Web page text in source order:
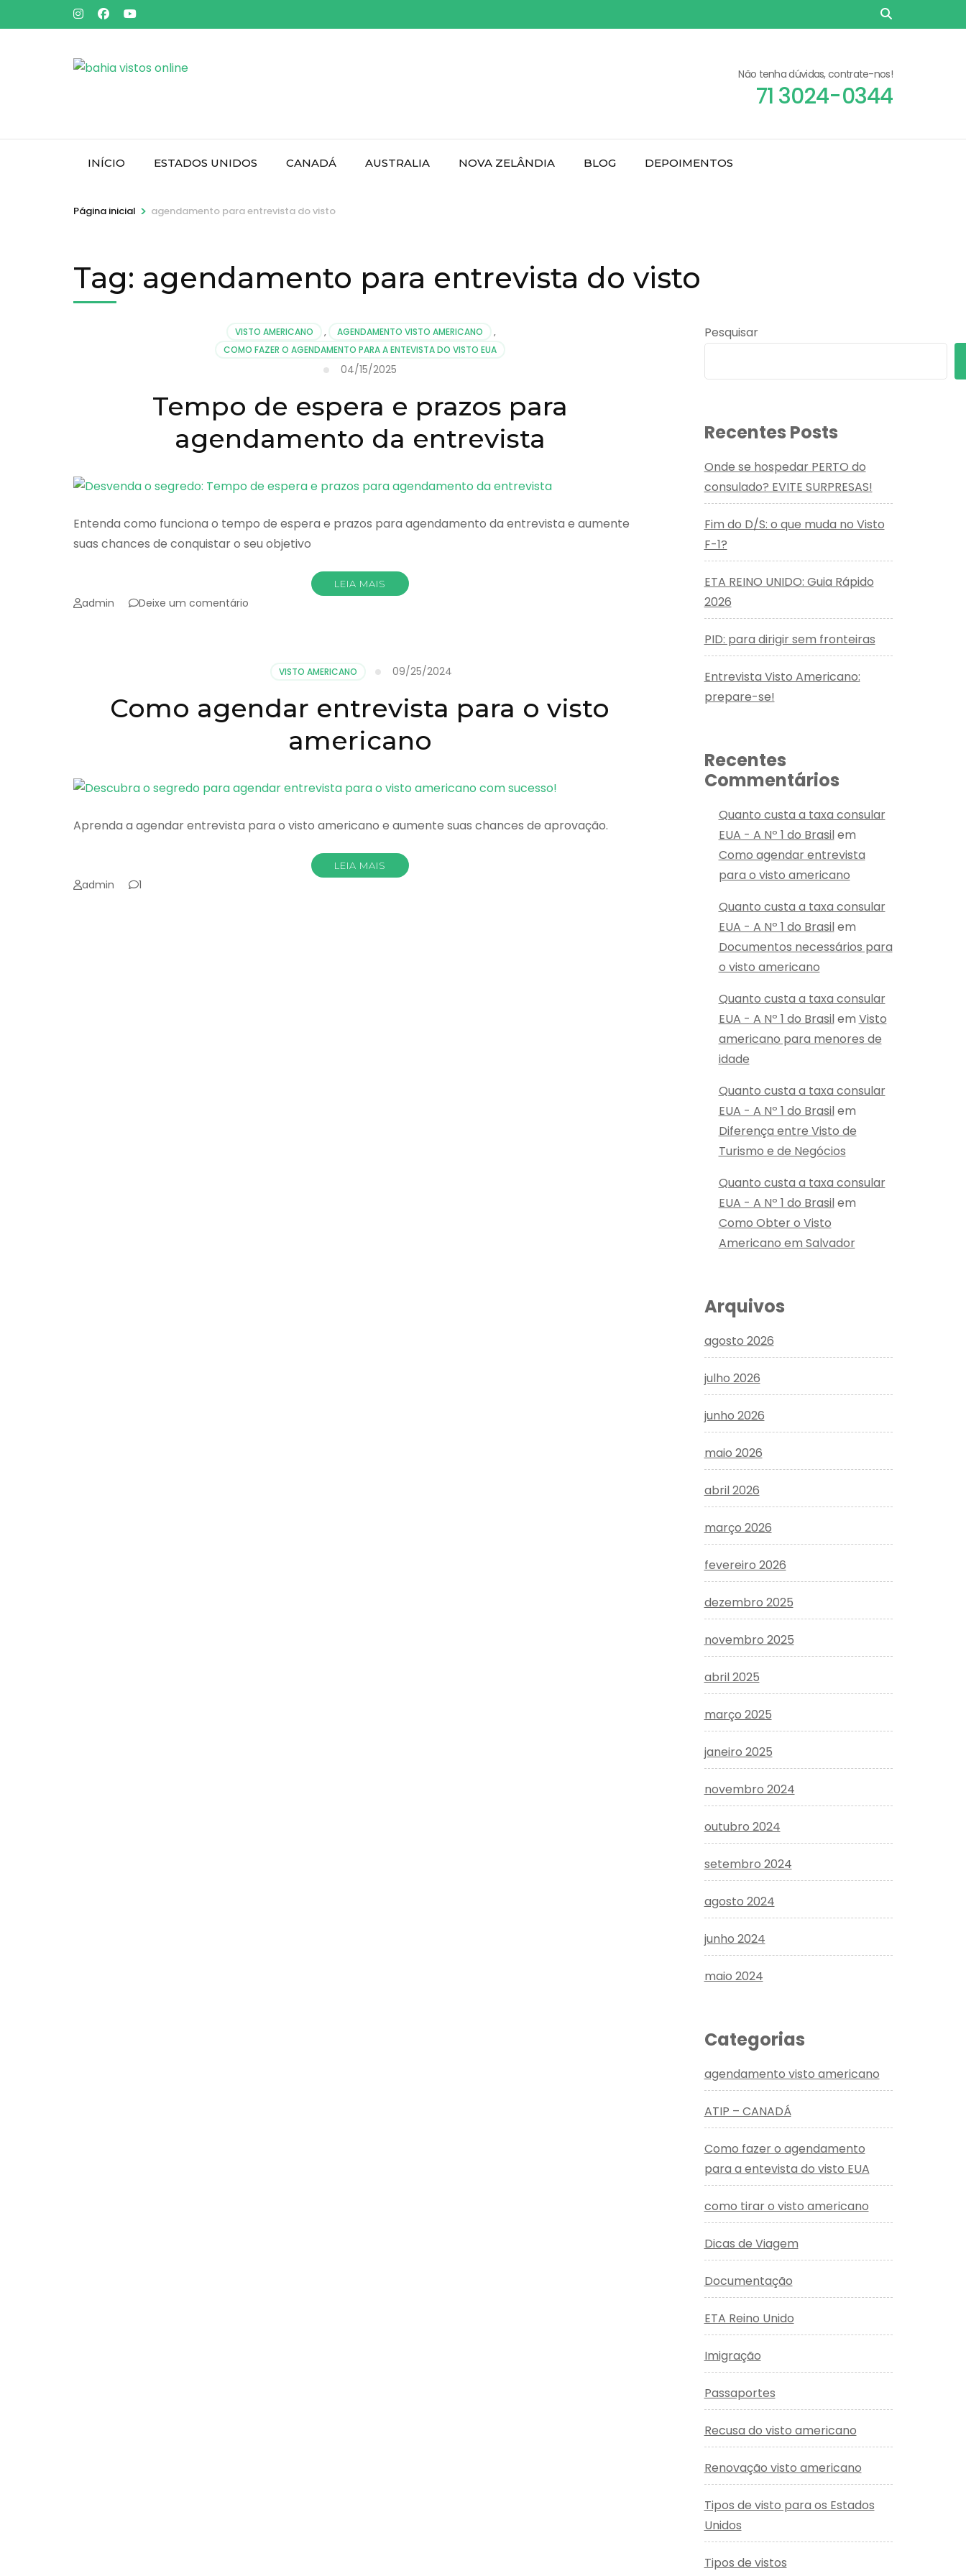
para
Não tenha dúvidas, contrate-nos!
71 3024-0344
INÍCIO ESTADOS UNIDOS CANADÁ AUSTRALIA NOVA ZELÂNDIA BLOG DEPOIMENTOS
Página inicial > agendamento para entrevista do visto
Tag: agendamento para entrevista do visto
VISTO AMERICANO , AGENDAMENTO VISTO AMERICANO
,
COMO FAZER O AGENDAMENTO PARA A ENTEVISTA DO VISTO EUA
04/15/2025
Tempo de espera e prazos para
agendamento da entrevista
Entenda como funciona o tempo de espera e prazos para agendamento da entrevista e aumente
suas chances de conquistar o seu objetivo
LEIA MAIS
admin Deixe um comentário
da
VISTO AMERICANO 09/25/2024
Como agendar entrevista para o visto
americano
Aprenda a agendar entrevista para o visto americano e aumente suas chances de aprovação.
LEIA MAIS
admin 1
Pesquisar
Recentes Posts
Onde se hospedar PERTO do
consulado? EVITE SURPRESAS!
Fim do D/S: o que muda no Visto
F-1?
ETA REINO UNIDO: Guia Rápido
2026
PID: para dirigir sem fronteiras
Entrevista Visto Americano:
prepare-se!
Recentes
Commentários
Quanto custa a taxa consular
EUA - A Nº 1 do Brasilem
Como agendar entrevista
para o visto americano
Quanto custa a taxa consular
EUA - A Nº 1 do Brasilem
Documentos necessários para
o visto americano
Quanto custa a taxa consular
EUA - A Nº 1 do Brasilem Visto
americano para menores de
idade
Quanto custa a taxa consular
EUA - A Nº 1 do Brasilem
Diferença entre Visto de
Turismo e de Negócios
Quanto custa a taxa consular
EUA - A Nº 1 do Brasilem
Como Obter o Visto
Americano em Salvador
Arquivos
agosto 2026
julho 2026
junho 2026
maio 2026
abril 2026
março 2026
fevereiro 2026
dezembro 2025
novembro 2025
abril 2025
março 2025
janeiro 2025
novembro 2024
outubro 2024
setembro 2024
agosto 2024
junho 2024
maio 2024
Categorias
agendamento visto americano
ATIP – CANADÁ
Como fazer o agendamento
para a entevista do visto EUA
como tirar o visto americano
Dicas de Viagem
Documentação
ETA Reino Unido
Imigração
Passaportes
Recusa do visto americano
Renovação visto americano
Tipos de visto para os Estados
Unidos
Tipos de vistos